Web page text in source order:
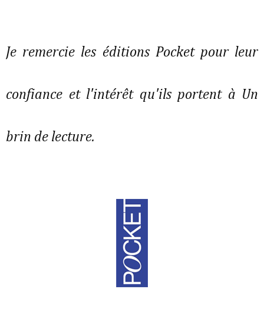
Je remercie les éditions Pocket pour leur
confiance et l'intérêt qu'ils portent à Un
brin de lecture.